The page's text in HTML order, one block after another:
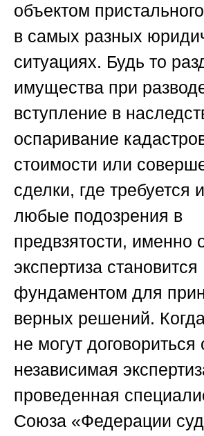
объектом
в самых разных
ситуациях. Будь то
имущества при
вступление в
оспаривание
стоимости или
сделки, где требуется
любые подозрения в
предвзятости, именно
экспертиза становится
фундаментом для
верных решений.
не могут договориться
независимая
проведенная
Союза «Федерации